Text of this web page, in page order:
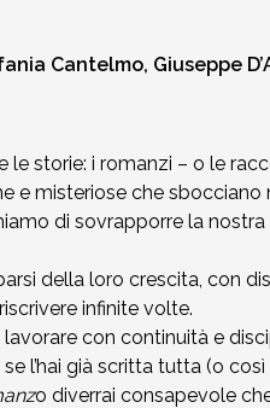
Cantelmo, Giuseppe
le storie: i romanzi – o le
e misteriose che
di sovrapporre la
della loro crescita, con
infinite volte.
con continuità e
l’hai già scritta tutta (o
o diverrai consapevole